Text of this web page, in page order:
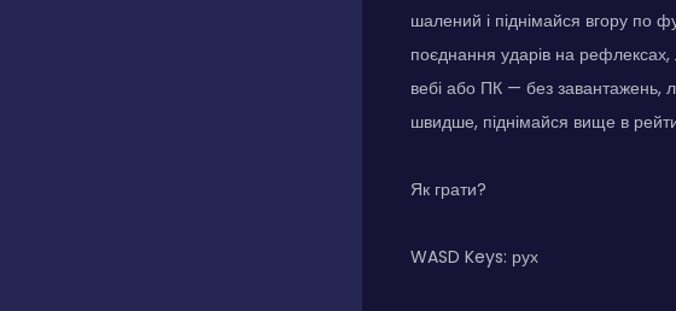
шалений і піднімайся вгору по
поєднання ударів на рефлексах,
вебі або ПК — без завантажень,
швидше, піднімайся вище в
Як грати?
WASD Keys: рух